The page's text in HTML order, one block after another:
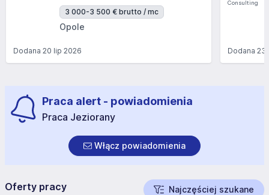
3 000-3 500 € brutto / mc
Opole
Dodana 20 lip 2026 Dodana23
Praca alert - powiadomienia
Praca Jeziorany
Włącz powiadomienia
Oferty pracy
Najczęściej szukane